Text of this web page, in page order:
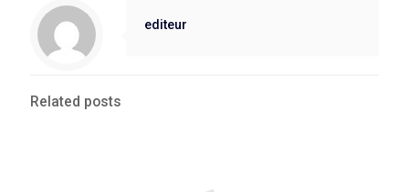
editeur
Related posts